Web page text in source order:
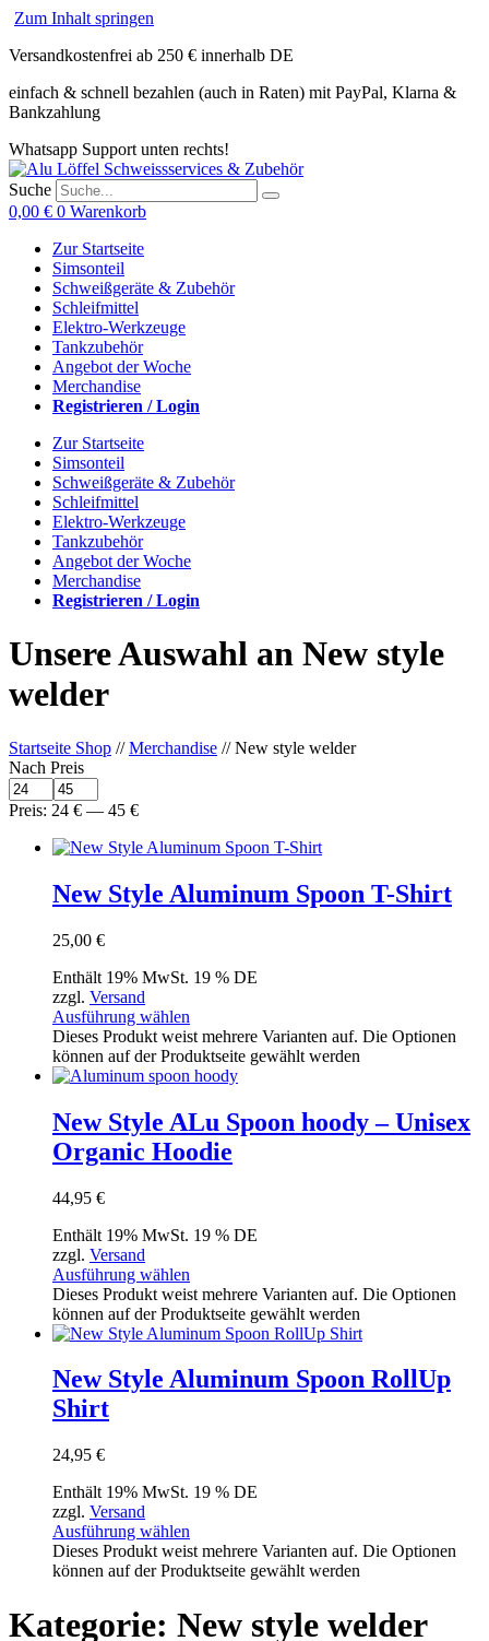
Zum Inhalt springen
Versandkostenfrei ab 250 € innerhalb DE
einfach & schnell bezahlen (auch in Raten) mit PayPal, Klarna &
Bankzahlung
Whatsapp Support unten rechts!
Suche
0,00 € 0 Warenkorb
Zur Startseite
Simsonteil
Schweißgeräte & Zubehör
Schleifmittel
Elektro-Werkzeuge
Tankzubehör
Angebot der Woche
Merchandise
Registrieren / Login
Zur Startseite
Simsonteil
Schweißgeräte & Zubehör
Schleifmittel
Elektro-Werkzeuge
Tankzubehör
Angebot der Woche
Merchandise
Registrieren / Login
Unsere Auswahl an New style
welder
Startseite Shop //Merchandise // New style welder
Nach Preis
Preis: 24 € — 45 €
New Style Aluminum Spoon T-Shirt
25,00 €
Enthält 19% MwSt. 19 % DE
zzgl. Versand
Ausführung wählen
Dieses Produkt weist mehrere Varianten auf. Die Optionen
können auf der Produktseite gewählt werden
New Style ALu Spoon hoody – Unisex
Organic Hoodie
44,95 €
Enthält 19% MwSt. 19 % DE
zzgl. Versand
Ausführung wählen
Dieses Produkt weist mehrere Varianten auf. Die Optionen
können auf der Produktseite gewählt werden
New Style Aluminum Spoon RollUp
Shirt
24,95 €
Enthält 19% MwSt. 19 % DE
zzgl. Versand
Ausführung wählen
Dieses Produkt weist mehrere Varianten auf. Die Optionen
können auf der Produktseite gewählt werden
Kategorie: New style welder